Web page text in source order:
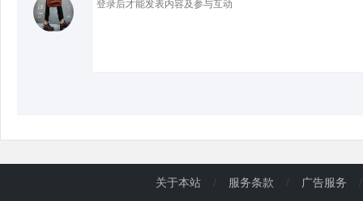
关于本站 / 服务条款 / 广告服务 /